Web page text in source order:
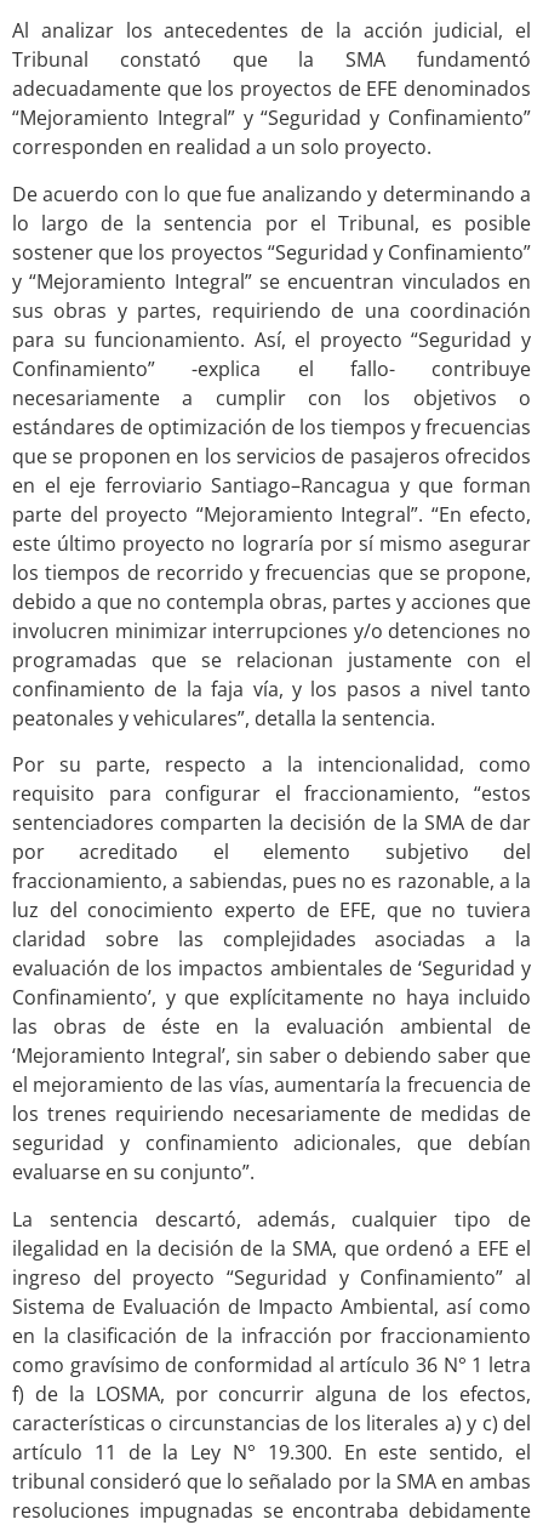
Al analizar los antecedentes de la acción judicial, el
Tribunal constató que la SMA fundamentó
adecuadamente que los proyectos de EFE denominados
“Mejoramiento Integral” y “Seguridad y Confinamiento”
corresponden en realidad a un solo proyecto.
De acuerdo con lo que fue analizando y determinando a
lo largo de la sentencia por el Tribunal, es posible
sostener que los proyectos “Seguridad y Confinamiento”
y “Mejoramiento Integral” se encuentran vinculados en
sus obras y partes, requiriendo de una coordinación
para su funcionamiento. Así, el proyecto “Seguridad y
Confinamiento” -explica el fallo- contribuye
necesariamente a cumplir con los objetivos o
estándares de optimización de los tiempos y frecuencias
que se proponen en los servicios de pasajeros ofrecidos
en el eje ferroviario Santiago–Rancagua y que forman
parte del proyecto “Mejoramiento Integral”. “En efecto,
este último proyecto no lograría por sí mismo asegurar
los tiempos de recorrido y frecuencias que se propone,
debido a que no contempla obras, partes y acciones que
involucren minimizar interrupciones y/o detenciones no
programadas que se relacionan justamente con el
confinamiento de la faja vía, y los pasos a nivel tanto
peatonales y vehiculares”, detalla la sentencia.
Por su parte, respecto a la intencionalidad, como
requisito para configurar el fraccionamiento, “estos
sentenciadores comparten la decisión de la SMA de dar
por acreditado el elemento subjetivo del
fraccionamiento, a sabiendas, pues no es razonable, a la
luz del conocimiento experto de EFE, que no tuviera
claridad sobre las complejidades asociadas a la
evaluación de los impactos ambientales de ‘Seguridad y
Confinamiento’, y que explícitamente no haya incluido
las obras de éste en la evaluación ambiental de
‘Mejoramiento Integral’, sin saber o debiendo saber que
el mejoramiento de las vías, aumentaría la frecuencia de
los trenes requiriendo necesariamente de medidas de
seguridad y confinamiento adicionales, que debían
evaluarse en su conjunto”.
La sentencia descartó, además, cualquier tipo de
ilegalidad en la decisión de la SMA, que ordenó a EFE el
ingreso del proyecto “Seguridad y Confinamiento” al
Sistema de Evaluación de Impacto Ambiental, así como
en la clasificación de la infracción por fraccionamiento
como gravísimo de conformidad al artículo 36 N° 1 letra
f) de la LOSMA, por concurrir alguna de los efectos,
características o circunstancias de los literales a) y c) del
artículo 11 de la Ley N° 19.300. En este sentido, el
tribunal consideró que lo señalado por la SMA en ambas
resoluciones impugnadas se encontraba debidamente